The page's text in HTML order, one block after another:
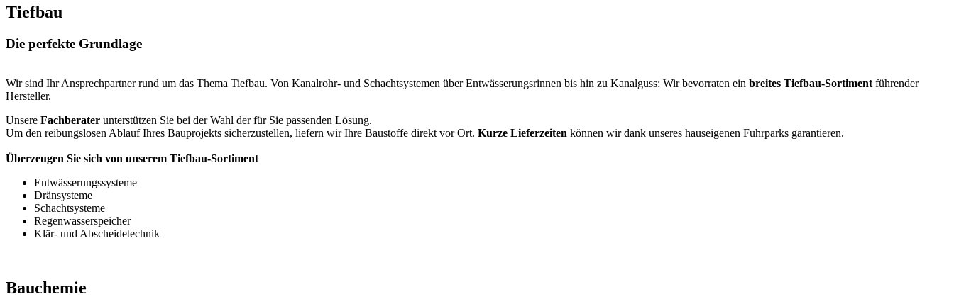
Tiefbau
Die perfekte Grundlage
Wir sind Ihr Ansprechpartner rund um das Thema Tiefbau. Von Kanalrohr- und Schachtsystemen über Entwässerungsrinnen bis hin zu Kanalguss: Wir bevorraten ein breites Tiefbau-Sortimentführender
Hersteller.
Unsere Fachberater unterstützen Sie bei der Wahl der für Sie passenden Lösung.
Um den reibungslosen Ablauf Ihres Bauprojekts sicherzustellen, liefern wir Ihre Baustoffe direkt vor Ort. Kurze Lieferzeiten können wir dank unseres hauseigenen Fuhrparks garantieren.
Überzeugen Sie sich von unserem Tiefbau-Sortiment
Entwässerungssysteme
Dränsysteme
Schachtsysteme
Regenwasserspeicher
Klär- und Abscheidetechnik
Bauchemie